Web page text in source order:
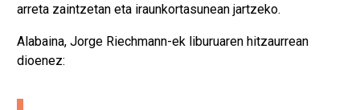
arreta zaintzetan eta iraunkortasunean jartzeko.
Alabaina, Jorge Riechmann-ek liburuaren hitzaurrean
dioenez: